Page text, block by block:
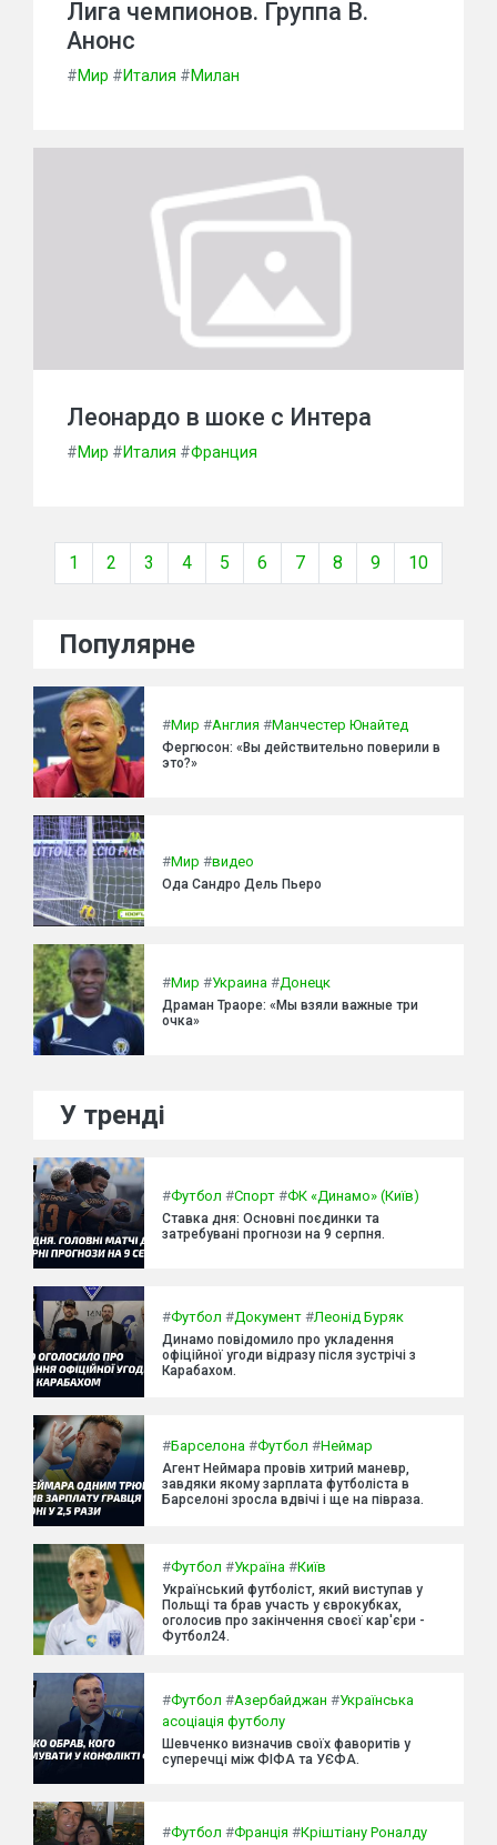
Лига чемпионов. Группа В.
Анонс
#Мир #Италия #Милан
Леонардо в шоке с Интера
#Мир #Италия #Франция
1 2 3 4 5 6 7 8 9 10
Популярне
#Мир #Англия #Манчестер Юнайтед
Фергюсон: «Вы действительно поверили в
это?»
#Мир #видео
Ода Сандро Дель Пьеро
#Мир #Украина #Донецк
Драман Траоре: «Мы взяли важные три
очка»
У тренді
#Футбол #Спорт #ФК «Динамо» (Київ)
Ставка дня: Основні поєдинки та
затребувані прогнози на 9 серпня.
#Футбол #Документ #Леонід Буряк
Динамо повідомило про укладення
офіційної угоди відразу після зустрічі з
Карабахом.
#Барселона #Футбол #Неймар
Агент Неймара провів хитрий маневр,
завдяки якому зарплата футболіста в
Барселоні зросла вдвічі і ще на півраза.
#Футбол #Україна #Київ
Український футболіст, який виступав у
Польщі та брав участь у єврокубках,
оголосив про закінчення своєї кар'єри -
Футбол24.
#Футбол #Азербайджан #Українська
асоціація футболу
Шевченко визначив своїх фаворитів у
суперечці між ФІФА та УЄФА.
#Футбол #Франція #Кріштіану Роналду